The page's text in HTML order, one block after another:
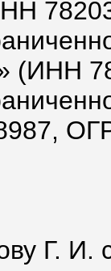
(ИНН
Г. И.